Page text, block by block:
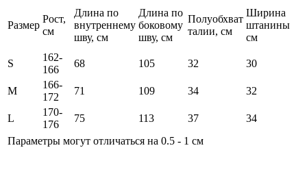
Размер
Рост,
см
Длина по
внутреннему
шву, см
Длина по
боковому
шву, см
Полуобхват
талии, см
Ширина
штанины
см
S
162-
166
68 105 32 30
M
166-
172
71 109 34 32
L
170-
176
75 113 37
34
Параметры могут отличаться на 0.5 - 1 см